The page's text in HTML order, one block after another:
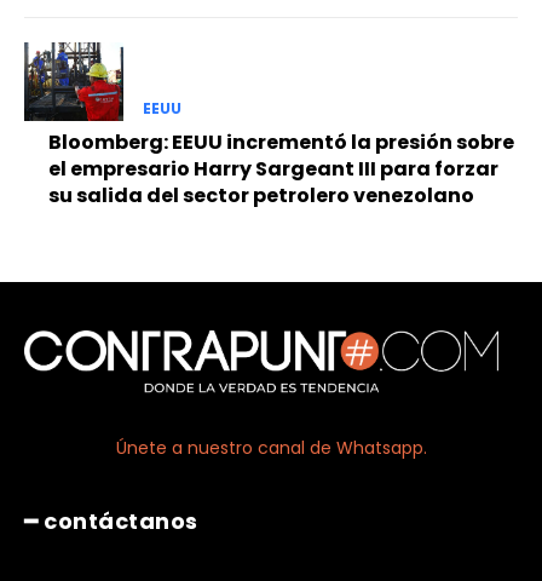
EEUU
Bloomberg: EEUU incrementó la presión sobre
el empresario Harry Sargeant III para forzar
su salida del sector petrolero venezolano
Únete a nuestro canal de Whatsapp.
━ contáctanos